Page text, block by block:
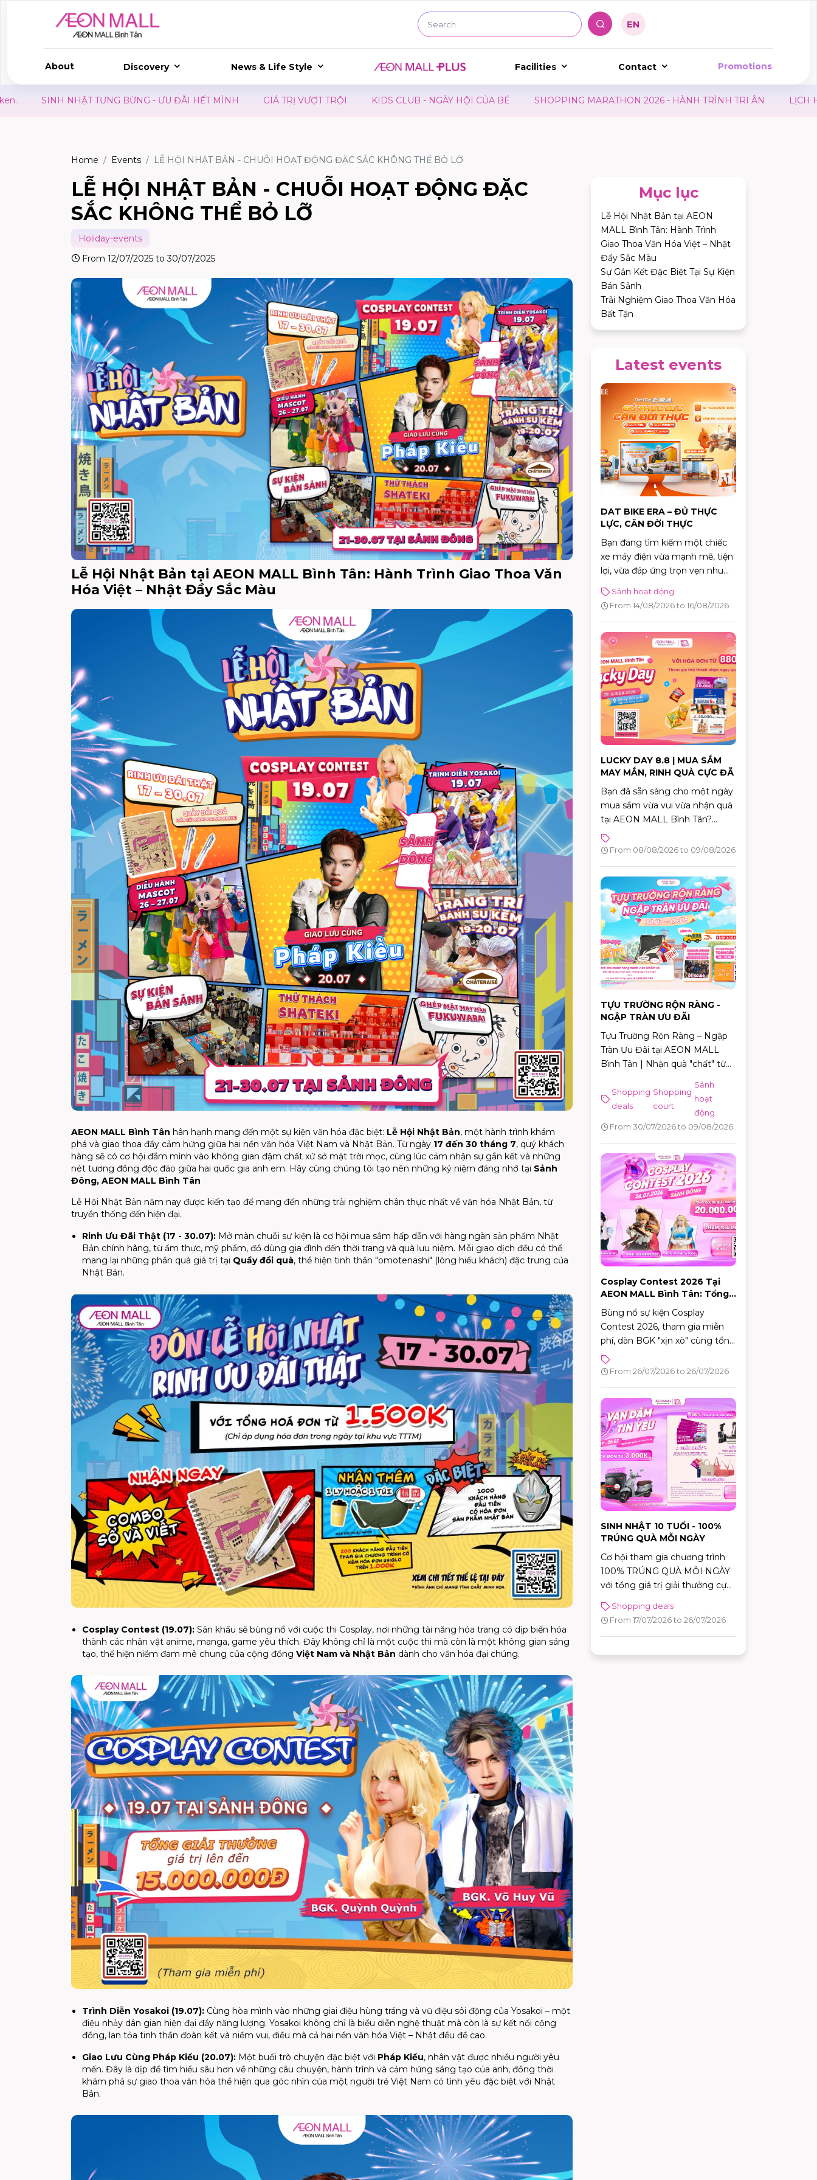
About Discovery News & Life Style Facilities Contact Promotions
BỪNG - ƯU ĐÃI HẾT MÌNH GIÁ TRỊ VƯỢT TRỘI KIDS CLUB - NGÀY HỘI CỦA BÉ SHOPPING MARATHON 2026 - HÀNH TRÌNH TRI ÂN LỊCH HIẾN MÁU HÀNG
Home Events LỄ HỘI NHẬT BẢN - CHUỖI HOẠT ĐỘNG ĐẶC SẮC KHÔNG THỂ BỎ LỠ
LỄ HỘI NHẬT BẢN - CHUỖI HOẠT ĐỘNG ĐẶC
SẮC KHÔNG THỂ BỎ LỠ
Holiday-events
From 12/07/2025 to 30/07/2025
Lễ Hội Nhật Bản tại AEON MALL Bình Tân: Hành Trình Giao Thoa Văn
Hóa Việt – Nhật Đầy Sắc Màu
AEON MALL Bình Tân hân hạnh mang đến một sự kiện văn hóa đặc biệt: Lễ Hội Nhật Bản, một hành trình khám
phá và giao thoa đầy cảm hứng giữa hai nền văn hóa Việt Nam và Nhật Bản. Từ ngày 17 đến 30 tháng 7, quý khách
hàng sẽ có cơ hội đắm mình vào không gian đậm chất xứ sở mặt trời mọc, cùng lúc cảm nhận sự gắn kết và những
nét tương đồng độc đáo giữa hai quốc gia anh em. Hãy cùng chúng tôi tạo nên những kỷ niệm đáng nhớ tại Sảnh
Đông, AEON MALL Bình Tân
Lễ Hội Nhật Bản năm nay được kiến tạo để mang đến những trải nghiệm chân thực nhất về văn hóa Nhật Bản, từ
truyền thống đến hiện đại.
Rinh Ưu Đãi Thật (17 - 30.07): Mở màn chuỗi sự kiện là cơ hội mua sắm hấp dẫn với hàng ngàn sản phẩm Nhật
Bản chính hãng, từ ẩm thực, mỹ phẩm, đồ dùng gia đình đến thời trang và quà lưu niệm. Mỗi giao dịch đều có thể
mang lại những phần quà giá trị tại Quầy đổi quà, thể hiện tinh thần "omotenashi" (lòng hiếu khách) đặc trưng của
Nhật Bản.
Cosplay Contest (19.07): Sân khấu sẽ bùng nổ với cuộc thi Cosplay, nơi những tài năng hóa trang có dịp biến hóa
thành các nhân vật anime, manga, game yêu thích. Đây không chỉ là một cuộc thi mà còn là một không gian sáng
tạo, thể hiện niềm đam mê chung của cộng đồng Việt Nam và Nhật Bản dành cho văn hóa đại chúng.
Trình Diễn Yosakoi (19.07): Cùng hòa mình vào những giai điệu hùng tráng và vũ điệu sôi động của Yosakoi – một
điệu nhảy dân gian hiện đại đầy năng lượng. Yosakoi không chỉ là biểu diễn nghệ thuật mà còn là sự kết nối cộng
đồng, lan tỏa tinh thần đoàn kết và niềm vui, điều mà cả hai nền văn hóa Việt – Nhật đều đề cao.
Giao Lưu Cùng Pháp Kiều (20.07): Một buổi trò chuyện đặc biệt với Pháp Kiều, nhân vật được nhiều người yêu
mến. Đây là dịp để tìm hiểu sâu hơn về những câu chuyện, hành trình và cảm hứng sáng tạo của anh, đồng thời
khám phá sự giao thoa văn hóa thể hiện qua góc nhìn của một người trẻ Việt Nam có tình yêu đặc biệt với Nhật
Bản.
Mục lục
Lễ Hội Nhật Bản tại AEON
MALL Bình Tân: Hành Trình
Giao Thoa Văn Hóa Việt – Nhật
Đầy Sắc Màu
Sự Gắn Kết Đặc Biệt Tại Sự Kiện
Bán Sảnh
Trải Nghiệm Giao Thoa Văn Hóa
Bất Tận
Latest events
DAT BIKE ERA – ĐỦ THỰC
LỰC, CÂN ĐỜI THỰC
Bạn đang tìm kiếm một chiếc
xe máy điện vừa mạnh mẽ, tiện
lợi, vừa đáp ứng trọn vẹn nhu
Đừng bỏ lỡ sự kiện trải nghiệm
Dat Bike ERA diễn ra tại AEON
16/08/2026. Đây là cơ hội để
trực tiếp khám phá những mẫu
xe điện thế hệ mới, đăng ký lái
thử và nhận nhiều phần quà
hấp dẫn.
Sảnh hoạt động
From 14/08/2026 to 16/08/2026
LUCKY DAY 8.8 | MUA SẮM
MAY MẮN, RINH QUÀ CỰC ĐÃ
Bạn đã sẵn sàng cho một ngày
mua sắm vừa vui vừa nhận quà
tại AEON MALL Bình Tân?
Trong hai ngày 08 –
09/08/2026, chương trình
với hàng loạt phần quà hấp dẫn
dành cho khách hàng có hóa
đơn từ 880.000 VNĐ.
From 08/08/2026 to 09/08/2026
TỰU TRƯỜNG RỘN RÀNG -
NGẬP TRÀN ƯU ĐÃI
Tựu Trường Rộn Ràng – Ngập
Tràn Ưu Đãi tại AEON MALL
Bình Tân | Nhận quà "chất" từ
Shopping
deals
Shopping
court
Sảnh
hoạt
động
From 30/07/2026 to 09/08/2026
Cosplay Contest 2026 Tại
AEON MALL Bình Tân: Tổng
Giải Thưởng 20 Triệu Đồng
Bùng nổ sự kiện Cosplay
Contest 2026, tham gia miễn
phí, dàn BGK "xịn xò" cùng tổng
giải thưởng hấp dẫn lên tới
20.000.000 VNĐ!
From 26/07/2026 to 26/07/2026
SINH NHẬT 10 TUỔI - 100%
TRÚNG QUÀ MỖI NGÀY
Cơ hội tham gia chương trình
100% TRÚNG QUÀ MỖI NGÀY
với tổng giá trị giải thưởng cực
Shopping deals
From 17/07/2026 to 26/07/2026